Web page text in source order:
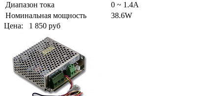
Диапазон тока
0 ~ 1.4A
Номинальная мощность
38.6W
Цена: 1 850 руб